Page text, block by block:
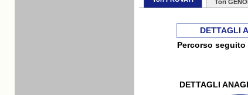
Tori
DETTAGLI
Percorso
DETTAGLI